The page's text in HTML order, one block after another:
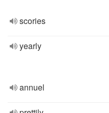
scories
yearly
annuel